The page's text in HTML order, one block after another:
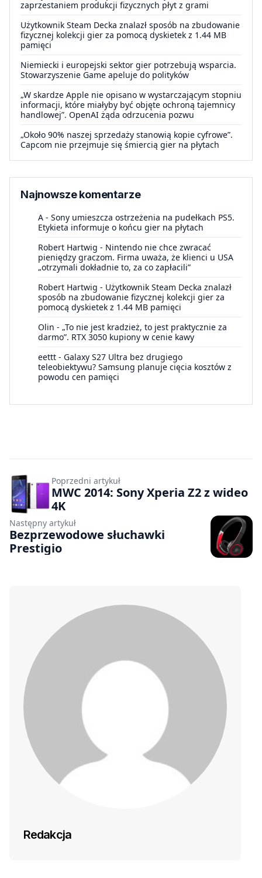
zaprzestaniem produkcji fizycznych płyt z grami
Użytkownik Steam Decka znalazł sposób na zbudowanie
fizycznej kolekcji gier za pomocą dyskietek z 1.44 MB
pamięci
Niemiecki i europejski sektor gier potrzebują wsparcia.
Stowarzyszenie Game apeluje do polityków
„W skardze Apple nie opisano w wystarczającym stopniu
informacji, które miałyby być objęte ochroną tajemnicy
handlowej”. OpenAI żąda odrzucenia pozwu
„Około 90% naszej sprzedaży stanowią kopie cyfrowe”.
Capcom nie przejmuje się śmiercią gier na płytach
Najnowsze komentarze
A - Sony umieszcza ostrzeżenia na pudełkach PS5.
Etykieta informuje o końcu gier na płytach
Robert Hartwig - Nintendo nie chce zwracać
pieniędzy graczom. Firma uważa, że klienci u USA
„otrzymali dokładnie to, za co zapłacili”
Robert Hartwig - Użytkownik Steam Decka znalazł
sposób na zbudowanie fizycznej kolekcji gier za
pomocą dyskietek z 1.44 MB pamięci
Olin - „To nie jest kradzież, to jest praktycznie za
darmo”. RTX 3050 kupiony w cenie kawy
eettt - Galaxy S27 Ultra bez drugiego
teleobiektywu? Samsung planuje cięcia kosztów z
powodu cen pamięci
Poprzedni artykuł
MWC 2014: Sony Xperia Z2 z wideo
4K
Następny artykuł
Bezprzewodowe słuchawki
Prestigio
Redakcja